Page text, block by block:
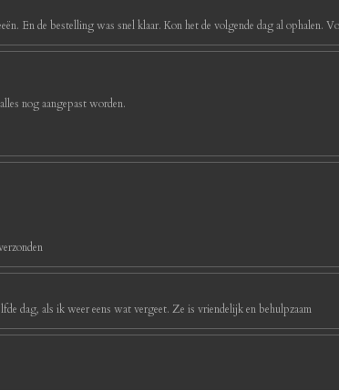
En de bestelling was snel klaar. Kon het de volgende dag al ophalen.
nog aangepast worden.
dag, als ik weer eens wat vergeet. Ze is vriendelijk en behulpzaam